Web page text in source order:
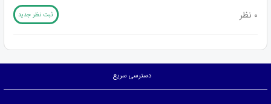
0 نظر ثبت نظر جدید
دسترسی سریع